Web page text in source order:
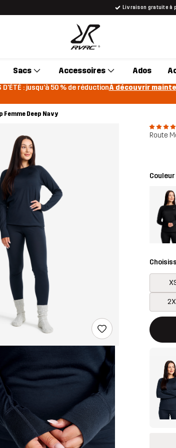
Livraison gratuite à
Sacs Accessoires Ados
D'ÉTÉ : jusqu’à 50 % de réductionÀ découvrir
Femme Deep Navy
Route
Ce